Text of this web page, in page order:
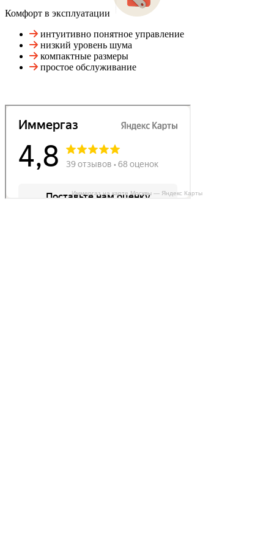
Комфорт в эксплуатации
интуитивно понятное управление
низкий уровень шума
компактные размеры
простое обслуживание
Иммергаз на карте Москвы — Яндекс Карты